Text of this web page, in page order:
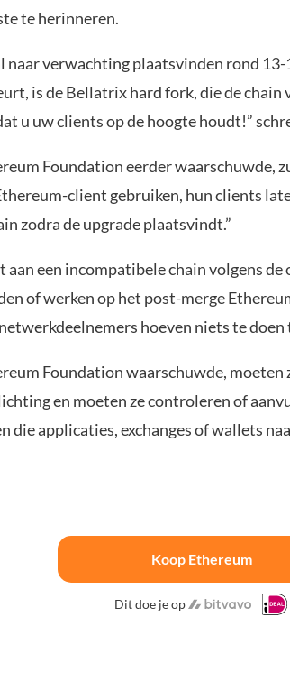
te herinneren.
naar verwachting plaatsvinden rond
is de Bellatrix hard fork, die de chain
u uw clients op de hoogte houdt!”
Foundation eerder waarschuwde,
client gebruiken, hun clients
zodra de upgrade plaatsvindt.”
aan een incompatibele chain volgens de
of werken op het post-merge
hoeven niets te doen
Foundation waarschuwde, moeten
en moeten ze controleren of
die applicaties, exchanges of wallets
Koop Ethereum
Dit doe je op